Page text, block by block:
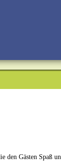
den Gästen Spaß